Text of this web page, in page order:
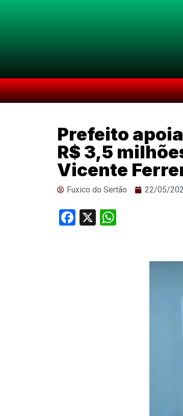
Prefeito
R$ 3,5
Vicente
Fuxico do Sertão 22/05/
Facebook
X